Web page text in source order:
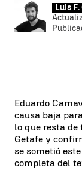
Luis
Eduardo
causa baja
lo que resta de
Getafe y
se sometió
completa del